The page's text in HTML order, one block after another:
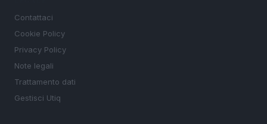
Contattaci
Cookie Policy
Privacy Policy
Note legali
Trattamento dati
Gestisci Utiq